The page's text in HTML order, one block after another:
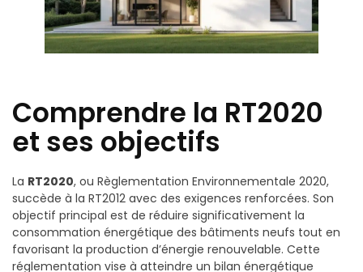
Comprendre la RT2020
et ses objectifs
La RT2020, ou Règlementation Environnementale 2020,
succède à la RT2012 avec des exigences renforcées. Son
objectif principal est de réduire significativement la
consommation énergétique des bâtiments neufs tout en
favorisant la production d’énergie renouvelable. Cette
réglementation vise à atteindre un bilan énergétique